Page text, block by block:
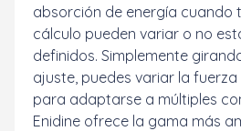
absorción de energía cuando
cálculo pueden variar o no
definidos. Simplemente
ajuste, puedes variar la
para adaptarse a múltiples
Enidine ofrece la gama más